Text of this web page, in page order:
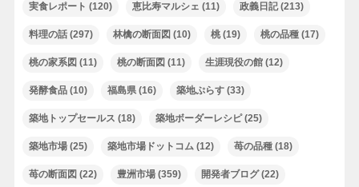
実食レポート (120) 恵比寿マルシェ (11) 政義日記(213)
料理の話(297) 林檎の断面図 (10) 桃(19) 桃の品種(17)
桃の家系図 (11) 桃の断面図 (11) 生涯現役の館(12)
発酵食品(10) 福島県(16) 築地ぷらす(33)
築地トップセールス (18) 築地ボーダーレシピ(25)
築地市場(25) 築地市場ドットコム(12) 苺の品種(18)
苺の断面図 (22) 豊洲市場(359) 開発者ブログ(22)